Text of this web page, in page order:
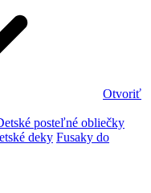
Otvoriť
posteľné obliečky
deky Fusaky do